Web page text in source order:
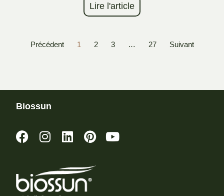
Lire l'article
Précédent 1 2 3 … 27 Suivant
Biossun